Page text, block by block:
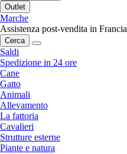
Outlet
Marche
Assistenza post-vendita in Francia
Cerca
Saldi
Spedizione in 24 ore
Cane
Gatto
Animali
Allevamento
La fattoria
Cavalieri
Strutture esterne
Piante e natura